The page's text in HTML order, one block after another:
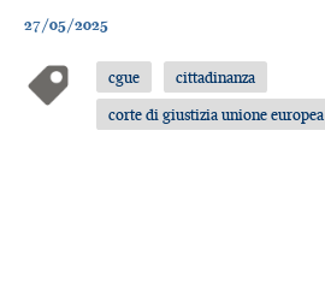
27/05/2025
cgue
cittadinanza
corte di giustizia unione europea